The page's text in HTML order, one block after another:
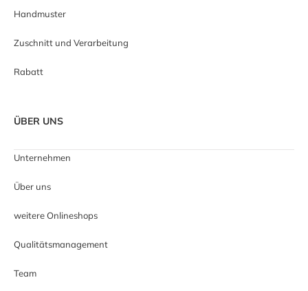
Handmuster
Zuschnitt und Verarbeitung
Rabatt
ÜBER UNS
Unternehmen
Über uns
weitere Onlineshops
Qualitätsmanagement
Team